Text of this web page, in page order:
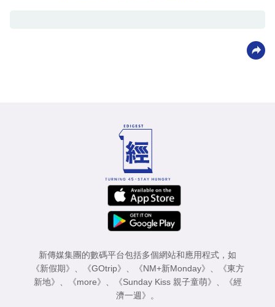
新傳媒集團的數碼平台包括多個網站和應用程式，如
《新假期》
《GOtrip》 《NM+新Monday》
《東方
新地》
《more》 《Sunday Kiss 親子童萌》
《經
濟一週》
。